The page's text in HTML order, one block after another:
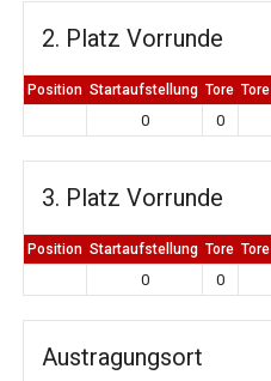
2. Platz Vorrunde
Position Startaufstellung Tore
0 0
3. Platz Vorrunde
Position Startaufstellung Tore
0 0
Austragungsort